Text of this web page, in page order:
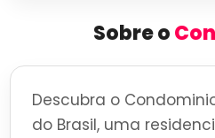
Sobre o
Descubra o
do Brasil, uma